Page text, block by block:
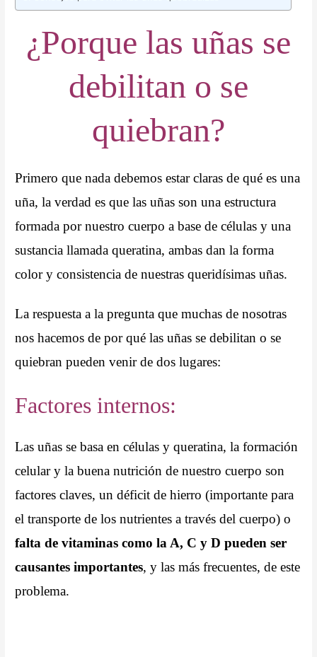
¿Porque las uñas se
debilitan o se
quiebran?
Primero que nada debemos estar claras de qué es una
uña, la verdad es que las uñas son una estructura
formada por nuestro cuerpo a base de células y una
sustancia llamada queratina, ambas dan la forma
color y consistencia de nuestras queridísimas uñas.
La respuesta a la pregunta que muchas de nosotras
nos hacemos de por qué las uñas se debilitan o se
quiebran pueden venir de dos lugares:
Factores internos:
Las uñas se basa en células y queratina, la formación
celular y la buena nutrición de nuestro cuerpo son
factores claves, un déficit de hierro (importante para
el transporte de los nutrientes a través del cuerpo) o
falta de vitaminas como la A, C y D pueden ser
causantes importantes, y las más frecuentes, de este
problema.